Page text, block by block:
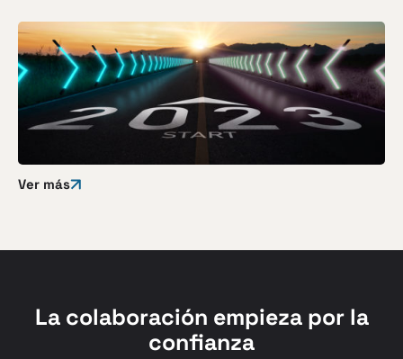
Ver más
La colaboración empieza por la
confianza